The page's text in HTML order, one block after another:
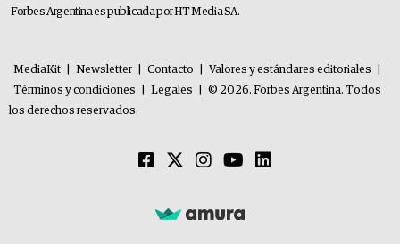
Forbes Argentina es publicada por HT Media SA.
MediaKit Newsletter Contacto Valores y estándares editoriales
Términos y condiciones
Legales
© 2026. Forbes Argentina. Todos
los derechos reservados.